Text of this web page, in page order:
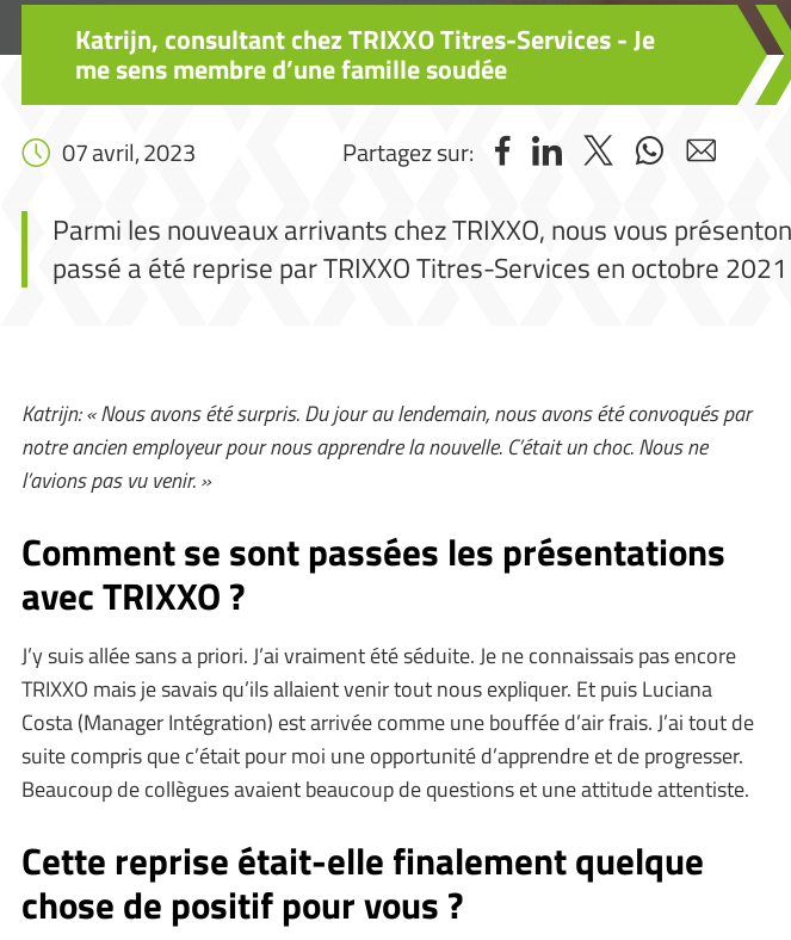
Katrijn, consultant chez TRIXXO Titres-Services - Je
me sens membre d’une famille soudée
07 avril, 2023 Partagez sur:
Parmi les nouveaux arrivants chez TRIXXO, nous vous
passé a été reprise par TRIXXO Titres-Services en octobre
Katrijn: « Nous avons été surpris. Du jour au lendemain, nous avons été convoqués par
notre ancien employeur pour nous apprendre la nouvelle. C’était un choc. Nous ne
l’avions pas vu venir. »
Comment se sont passées les présentations
avec TRIXXO ?
J’y suis allée sans a priori. J’ai vraiment été séduite. Je ne connaissais pas encore
TRIXXO mais je savais qu’ils allaient venir tout nous expliquer. Et puis Luciana
Costa (Manager Intégration) est arrivée comme une bouffée d’air frais. J’ai tout de
suite compris que c’était pour moi une opportunité d’apprendre et de progresser.
Beaucoup de collègues avaient beaucoup de questions et une attitude attentiste.
Cette reprise était-elle finalement quelque
chose de positif pour vous ?